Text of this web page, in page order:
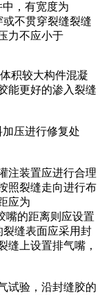
，有宽度为
或不贯穿裂缝裂缝
力不应小于
积较大构件混凝
能更好的渗入裂缝
压进行修复处
注装置应进行合理
照裂缝走向进行布
应为
嘴的距离则应设置
裂缝表面应采用封
缝上设置排气嘴，
试验，沿封缝胶的